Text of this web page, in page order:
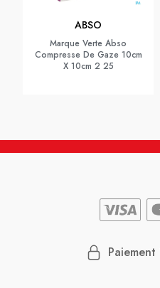
ABSO
Marque Verte Abso
Compresse De Gaze 10cm
X 10cm 2 25